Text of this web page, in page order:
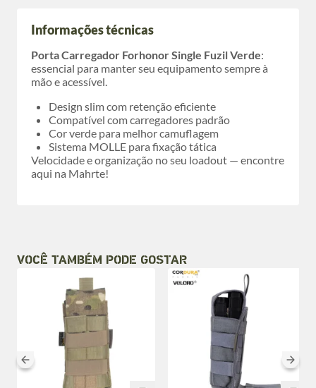
Informações técnicas
Porta Carregador Forhonor Single Fuzil Verde:
essencial para manter seu equipamento sempre à
mão e acessível.
Design slim com retenção eficiente
Compatível com carregadores padrão
Cor verde para melhor camuflagem
Sistema MOLLE para fixação tática
Velocidade e organização no seu loadout — encontre
aqui na Mahrte!
VOCÊ TAMBÉM PODE GOSTAR